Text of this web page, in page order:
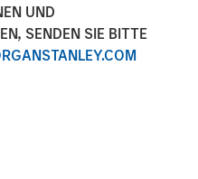
UND
SENDEN SIE BITTE